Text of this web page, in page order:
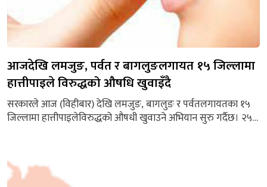
आजदेखि लमजुङ, पर्वत र बागलुङलगायत १५ जिल्लामा
हात्तीपाइले विरुद्धको औषधि खुवाइँदै
सरकारले आज (विहीबार) देखि लमजुङ, बागलुङ र पर्वतलगायतका १५
जिल्लामा हात्तीपाइलेविरुद्धको औषधी खुवाउने अभियान सुरु गर्दैछ। २५
लमजुङ, पर्वत, बाग्लुङलगायत झापा, मोरङ, धनुषा, महोत्तरी, सर्लाही,
रौतहट, बारा, रसुवा, कपिलवस्तु, दाङ, बाँके र कैलाली जिल्लामा यो